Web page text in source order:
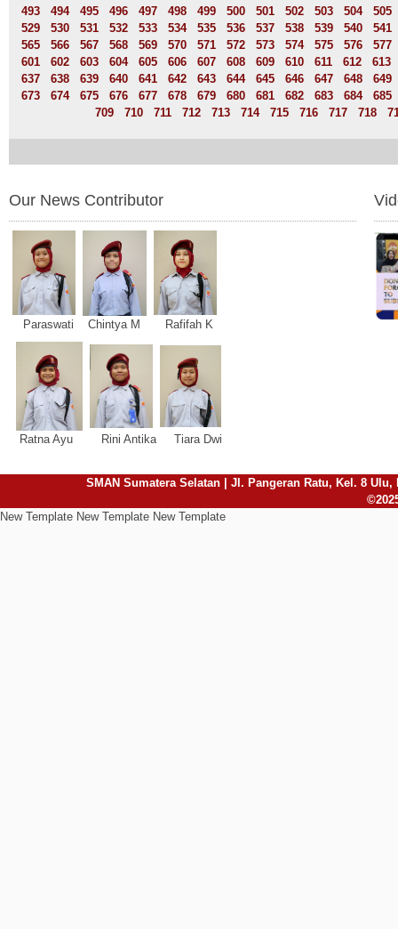
493
494 495 496 497 498 499 500 501 502 503 504
505
529
530 531 532 533 534 535 536 537 538 539 540
541
565
566 567 568 569 570 571 572 573 574 575 576
577
601
602 603 604 605 606 607 608 609 610 611 612
613
637
638 639 640 641 642 643 644 645 646 647 648
649
673
674 675 676 677 678 679 680 681 682 683 684
685
709
710 711 712 713 714 715 716 717 718
Our News Contributor
Paraswati Chintya M Rafifah K
Ratna Ayu Rini Antika Tiara Dwi
SMAN Sumatera Selatan | Jl. Pangeran Ratu, Kel. 8 Ulu,
New Template New Template New Template